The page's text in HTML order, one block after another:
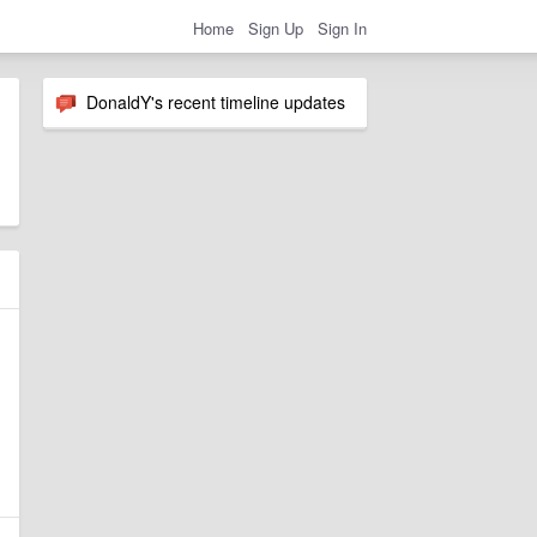
Home Sign Up Sign In
DonaldY's recent timeline updates